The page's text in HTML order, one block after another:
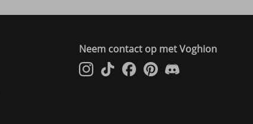
Neem contact op met Voghion